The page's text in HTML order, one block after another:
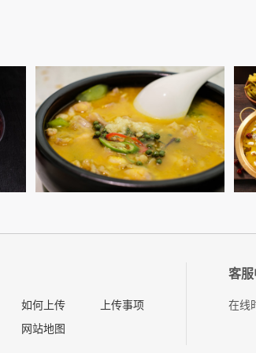
如何上传
网站地图
上传事项
客
在线